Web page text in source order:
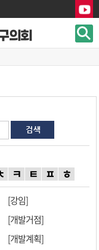
의회
ㅋ ㅌ ㅍ ㅎ
[강임]
[개발거점]
[개발계획]